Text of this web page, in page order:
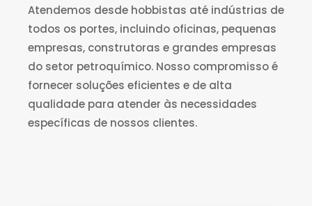
Atendemos desde hobbistas até indústrias de
todos os portes, incluindo oficinas, pequenas
empresas, construtoras e grandes empresas
do setor petroquímico. Nosso compromisso é
fornecer soluções eficientes e de alta
qualidade para atender às necessidades
específicas de nossos clientes.